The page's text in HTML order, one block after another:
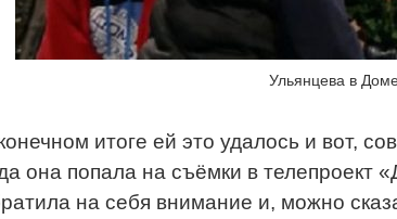
Ульянцева в
итоге ей это удалось и вот,
она попала на съёмки в телепроект
на себя внимание и, можно